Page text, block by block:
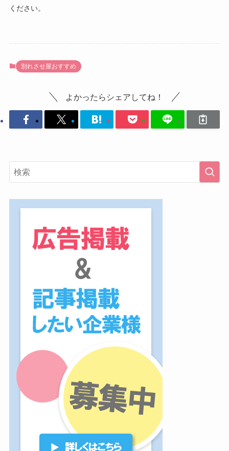
ください。
別れさせ屋おすすめ
よかったらシェアしてね！